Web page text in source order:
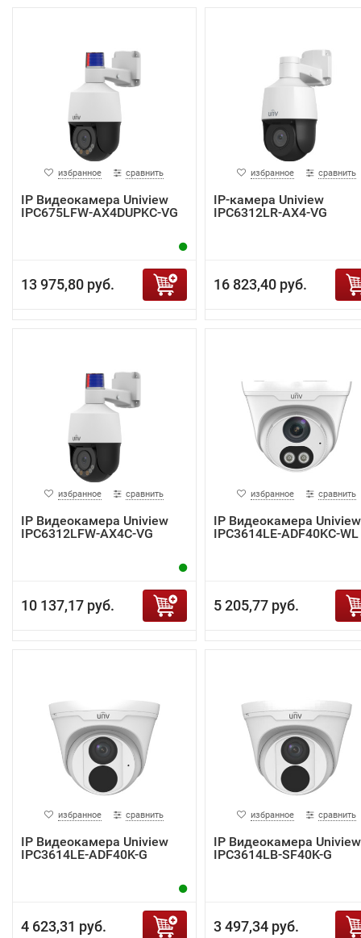
избранное сравнить
IP Видеокамера Uniview
IPC675LFW-AX4DUPKC-VG
13 975,80 руб.
избранное сравнить
IP-камера Uniview
IPC6312LR-AX4-VG
16 823,40 руб.
избранное сравнить
IP Видеокамера Uniview
IPC6312LFW-AX4C-VG
10 137,17 руб.
избранное сравнить
IP Видеокамера Uniview
IPC3614LE-ADF40KC-WL
5 205,77 руб.
избранное сравнить
IP Видеокамера Uniview
IPC3614LE-ADF40K-G
4 623,31 руб.
избранное сравнить
IP Видеокамера Uniview
IPC3614LB-SF40K-G
3 497,34 руб.